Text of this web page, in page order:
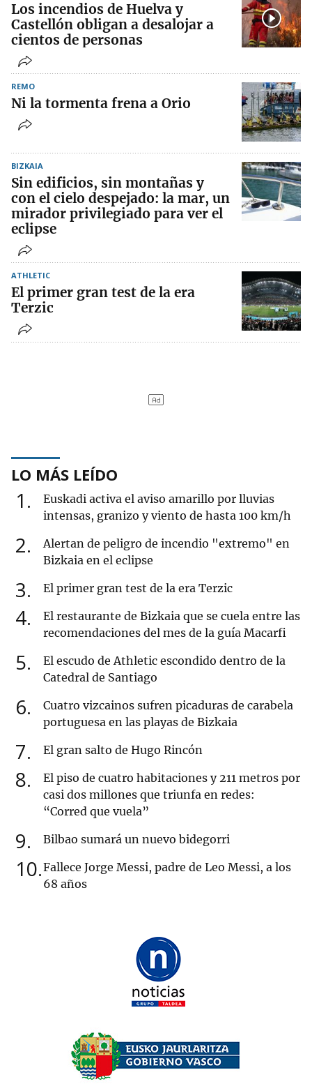
Los incendios de Huelva y
Castellón obligan a desalojar a
cientos de personas
REMO
Ni la tormenta frena a Orio
BIZKAIA
Sin edificios, sin montañas y
con el cielo despejado: la mar, un
mirador privilegiado para ver el
eclipse
ATHLETIC
El primer gran test de la era
Terzic
LO MÁS LEÍDO
1
Euskadi activa el aviso amarillo por lluvias
intensas, granizo y viento de hasta 100 km/h
2
Alertan de peligro de incendio "extremo" en
Bizkaia en el eclipse
3 El primer gran test de la era Terzic
4
El restaurante de Bizkaia que se cuela entre las
recomendaciones del mes de la guía Macarfi
5
El escudo de Athletic escondido dentro de la
Catedral de Santiago
6
Cuatro vizcainos sufren picaduras de carabela
portuguesa en las playas de Bizkaia
7 El gran salto de Hugo Rincón
8
El piso de cuatro habitaciones y 211 metros por
casi dos millones que triunfa en redes:
“Corred que vuela”
9 Bilbao sumará un nuevo bidegorri
10 Fallece Jorge Messi, padre de Leo Messi, a los
68 años